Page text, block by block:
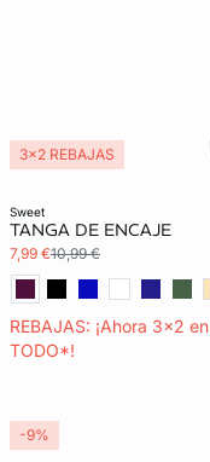
sweet
TANGA DE ENCAJE
7,99 €10,99 €
REBAJAS: ¡Ahora 3x2 en
TODO*!
3x2 REBAJAS
-9%